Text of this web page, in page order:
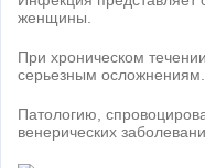
женщины.
При хроническом
серьезным осложнениям.
Патологию,
венерических